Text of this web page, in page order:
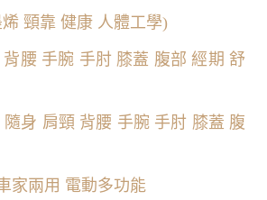
頸靠 健康 人體工學)
腰 手腕 手肘 膝蓋 腹部 經期 舒
身 肩頸 背腰 手腕 手肘 膝蓋 腹
家兩用 電動多功能